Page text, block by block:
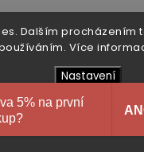
Dalším procházením
Více
Nastavení
5% na první